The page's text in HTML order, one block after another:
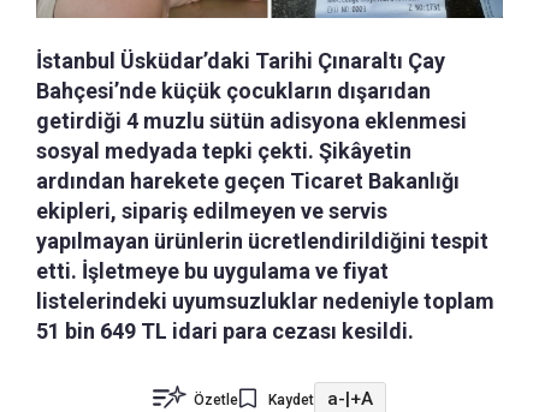
İstanbul Üsküdar’daki Tarihi Çınaraltı Çay
Bahçesi’nde küçük çocukların dışarıdan
getirdiği 4 muzlu sütün adisyona eklenmesi
sosyal medyada tepki çekti. Şikâyetin
ardından harekete geçen Ticaret Bakanlığı
ekipleri, sipariş edilmeyen ve servis
yapılmayan ürünlerin ücretlendirildiğini tespit
etti. İşletmeye bu uygulama ve fiyat
listelerindeki uyumsuzluklar nedeniyle toplam
51 bin 649 TL idari para cezası kesildi.
Özetle Kaydet a- +A